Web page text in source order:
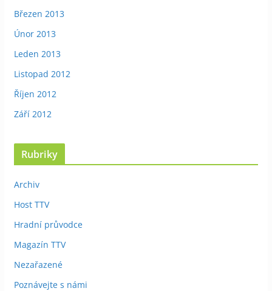
Březen 2013
Únor 2013
Leden 2013
Listopad 2012
Říjen 2012
Září 2012
Rubriky
Archiv
Host TTV
Hradní průvodce
Magazín TTV
Nezařazené
Poznávejte s námi